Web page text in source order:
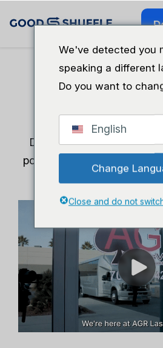
Des traces écrites à la
pour une société de
We've detected you
speaking a different
Do you want to
English
Change
Close and do not